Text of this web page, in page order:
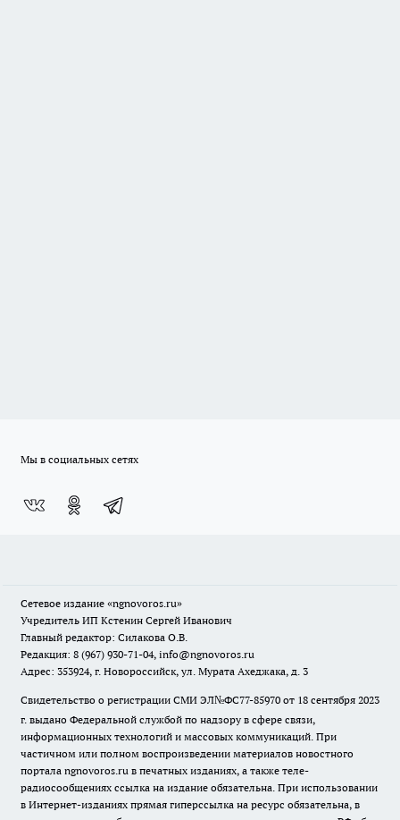
Мы в социальных сетях
Сетевое издание «ngnovoros.ru»
Учредитель ИП Кстенин Сергей Иванович
Главный редактор: Силакова О.В.
Редакция: 8 (967) 930-71-04, info@ngnovoros.ru
Адрес: 353924, г. Новороссийск, ул. Мурата Ахеджака, д. 3
Свидетельство о регистрации СМИ ЭЛ№ФС77-85970 от 18 сентября 2023
г. выдано Федеральной службой по надзору в сфере связи,
информационных технологий и массовых коммуникаций. При
частичном или полном воспроизведении материалов новостного
портала ngnovoros.ru в печатных изданиях, а также теле-
радиосообщениях ссылка на издание обязательна. При использовании
в Интернет-изданиях прямая гиперссылка на ресурс обязательна, в